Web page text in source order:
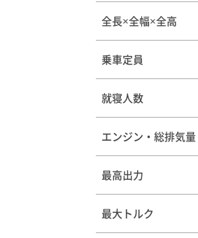
全長×全幅×全高
乗車定員
就寝人数
エンジン・総排気量
最高出力
最大トルク